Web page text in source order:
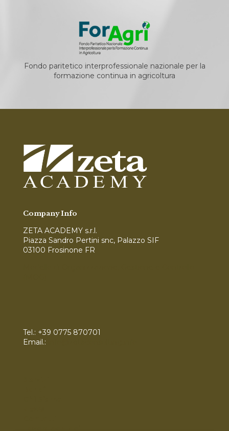
Fondo paritetico interprofessionale nazionale per la
formazione continua in agricoltura
Company Info
ZETA ACADEMY s.r.l.
Piazza Sandro Pertini snc, Palazzo SIF
03100 Frosinone FR
Tel.: +39 0775 870701
Email.: